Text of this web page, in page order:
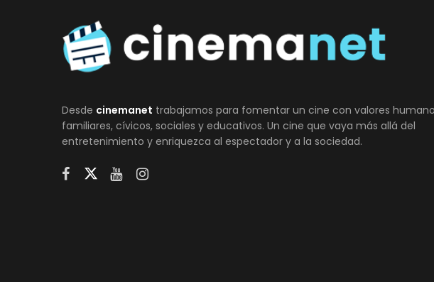
Desde cinemanet trabajamos para fomentar un cine con valores
familiares, cívicos, sociales y educativos. Un cine que vaya más allá del
entretenimiento y enriquezca al espectador y a la sociedad.